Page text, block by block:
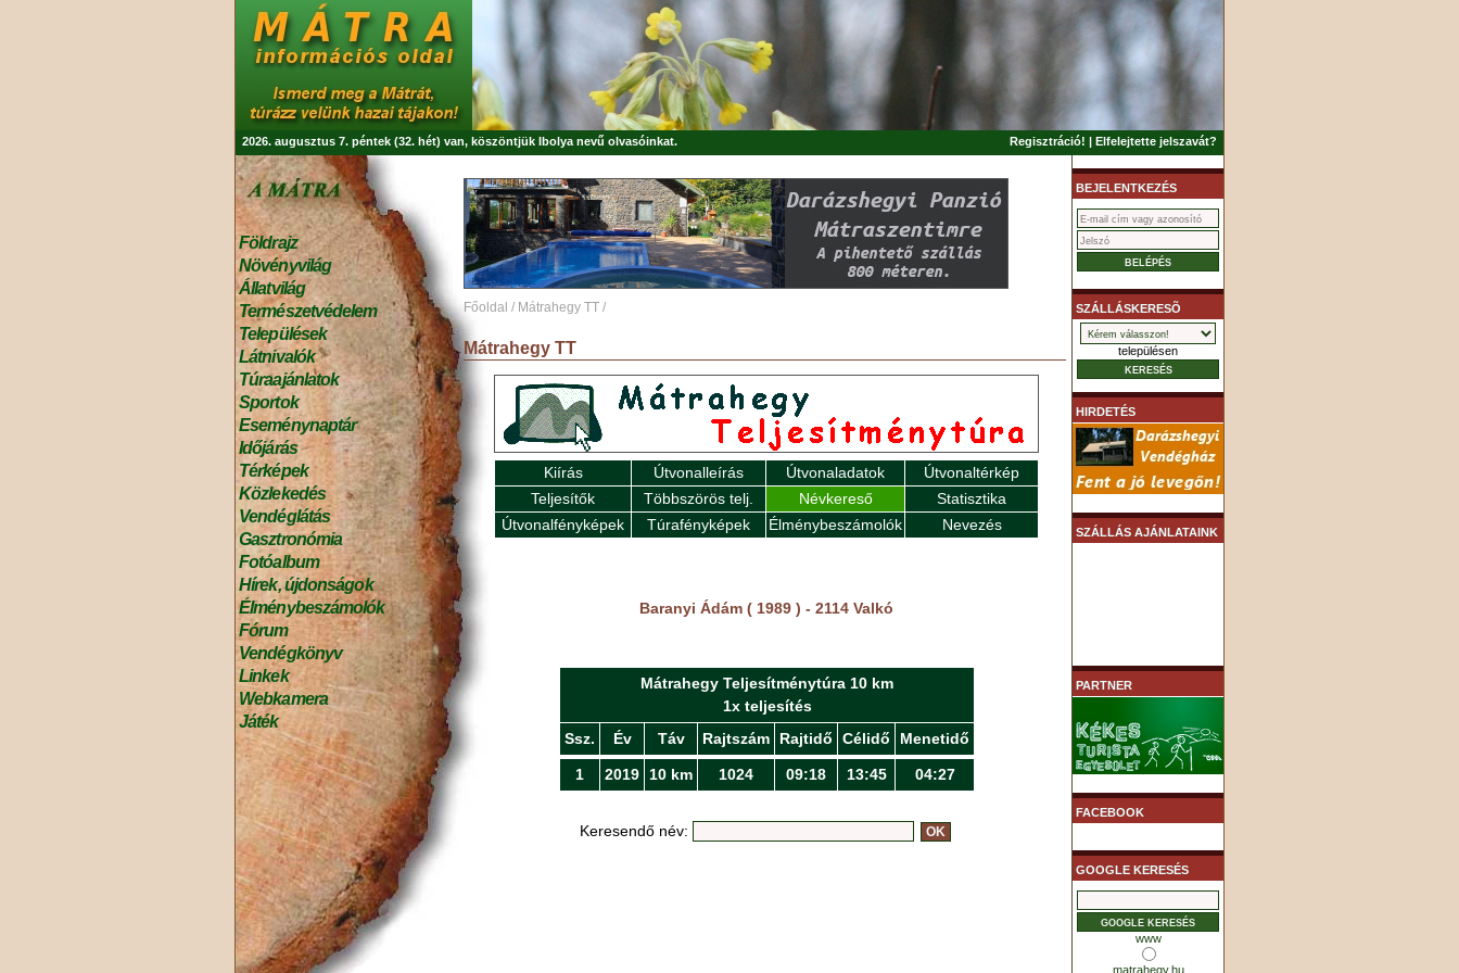
2026. augusztus 7. péntek (32. hét) van, köszöntjük Ibolya nevű olvasóinkat. Regisztráció! | Elfelejtette jelszavát?
Földrajz
Növényvilág
Állatvilág
Természetvédelem
Települések
Látnivalók
Túraajánlatok
Sportok
Eseménynaptár
Időjárás
Térképek
Közlekedés
Vendéglátás
Gasztronómia
Fotóalbum
Hírek, újdonságok
Élménybeszámolók
Fórum
Vendégkönyv
Linkek
Webkamera
Játék
Főoldal / Mátrahegy TT /
Mátrahegy TT
Kiírás Útvonalleírás Útvonaladatok
Útvonaltérkép
Teljesítők
Többszörös telj. Névkereső
Statisztika
Útvonalfényképek
Túrafényképek Élménybeszámolók Nevezés
Baranyi Ádám ( 1989 ) - 2114 Valkó
Mátrahegy Teljesítménytúra 10 km
1x teljesítés
Ssz.
Év Táv Rajtszám Rajtidő Célidő Menetidő
1 2019 10 km 1024 09:18 13:45 04:27
Keresendő név:
BEJELENTKEZÉS
SZÁLLÁSKERESÕ
településen
HIRDETÉS
SZÁLLÁS AJÁNLATAINK
PARTNER
FACEBOOK
GOOGLE KERESÉS
www
matrahegy.hu